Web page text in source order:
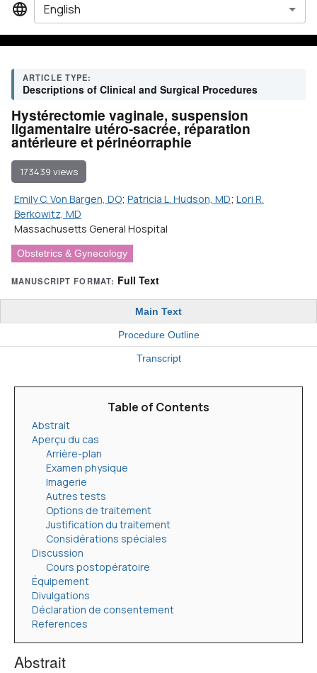
ARTICLE TYPE:
Descriptions of Clinical and Surgical Procedures
Hystérectomie vaginale, suspension
ligamentaire utéro-sacrée, réparation
antérieure et périnéorraphie
173439 views
Emily C. Von Bargen, DO; Patricia L. Hudson, MD; Lori R.
Berkowitz, MD
Massachusetts General Hospital
Obstetrics & Gynecology
MANUSCRIPT FORMAT: Full Text
Main Text
Procedure Outline
Transcript
Table of Contents
Abstrait
Aperçu du cas
Arrière-plan
Examen physique
Imagerie
Autres tests
Options de traitement
Justification du traitement
Considérations spéciales
Discussion
Cours postopératoire
Équipement
Divulgations
Déclaration de consentement
References
Abstrait
English